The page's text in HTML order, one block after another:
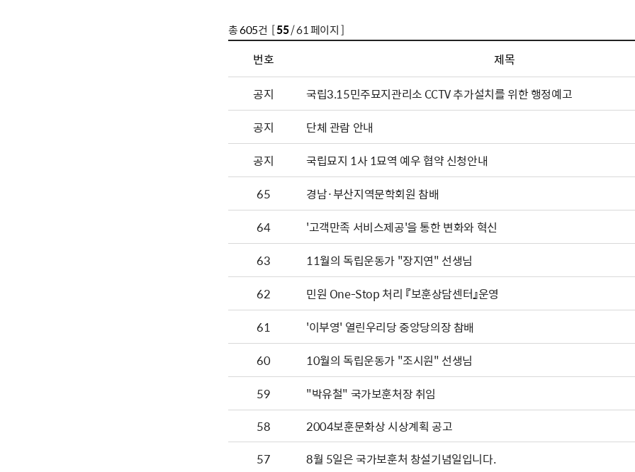
총605건 [55/ 61 페이지 ]
번호 제목
공지
국립3.15민주묘지관리소 CCTV 추가설치를 위한 행정예고
공지
단체 관람 안내
공지
국립묘지 1사 1묘역 예우 협약 신청안내
65
경남·부산지역문학회원 참배
64
'고객만족 서비스제공'을 통한 변화와 혁신
63
11월의 독립운동가 "장지연" 선생님
62
민원 One-Stop 처리 『보훈상담센터』운영
61
'이부영' 열린우리당 중앙당의장 참배
60
10월의 독립운동가 "조시원" 선생님
59
"박유철" 국가보훈처장 취임
58
2004보훈문화상 시상계획 공고
57
8월 5일은 국가보훈처 창설기념일입니다.